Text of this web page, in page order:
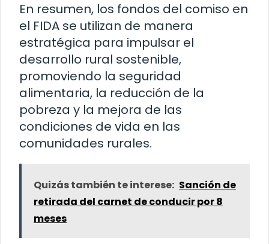
En resumen, los fondos del comiso en
el FIDA se utilizan de manera
estratégica para impulsar el
desarrollo rural sostenible,
promoviendo la seguridad
alimentaria, la reducción de la
pobreza y la mejora de las
condiciones de vida en las
comunidades rurales.
Quizás también te interese: Sanción de
retirada del carnet de conducir por 8
meses